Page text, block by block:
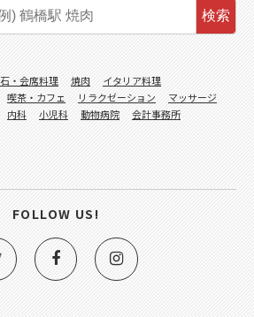
検索
・会席料理 焼肉
イタリア料理
喫茶・カフェ リラクゼーション
マッサージ
内科 小児科 動物病院
会計事務所
FOLLOW US!